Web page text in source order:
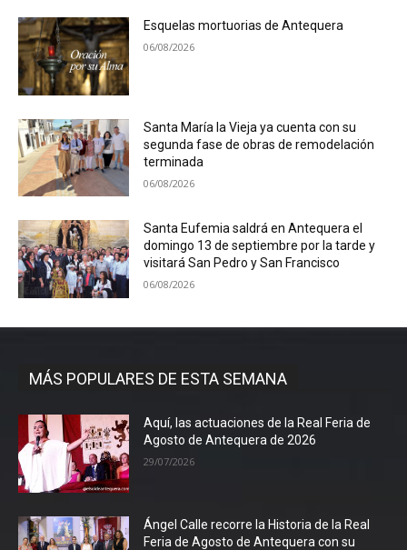
Esquelas mortuorias de Antequera
06/08/2026
Santa María la Vieja ya cuenta con su
segunda fase de obras de remodelación
terminada
06/08/2026
Santa Eufemia saldrá en Antequera el
domingo 13 de septiembre por la tarde y
visitará San Pedro y San Francisco
06/08/2026
MÁS POPULARES DE ESTA SEMANA
Aquí, las actuaciones de la Real Feria de
Agosto de Antequera de 2026
29/07/2026
Ángel Calle recorre la Historia de la Real
Feria de Agosto de Antequera con su